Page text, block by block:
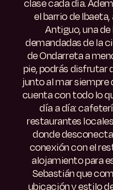
clase cada día.
el barrio de
Antiguo, una
demandadas de la
de Ondarreta a
pie, podrás disfrutar
junto al mar siempre
cuenta con todo lo
día a día:
restaurantes
donde
conexión con el
alojamiento para
Sebastián que
ubicación y estilo